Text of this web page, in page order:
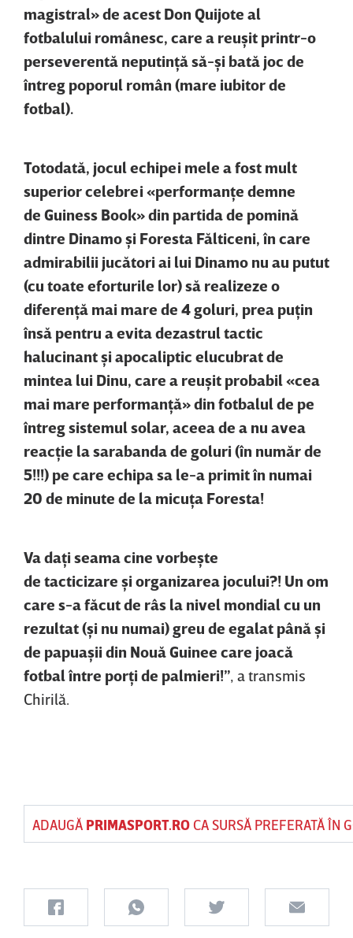
magistral» de acest Don Quijote al
fotbalului românesc, care a reuşit printr-o
perseverentă neputinţă să-şi bată joc de
întreg poporul român (mare iubitor de
fotbal).
Totodată, jocul echipei mele a fost mult
superior celebrei «performanţe demne
de Guiness Book» din partida de pomină
dintre Dinamo şi Foresta Fălticeni, în care
admirabilii jucători ai lui Dinamo nu au putut
(cu toate eforturile lor) să realizeze o
diferenţă mai mare de 4 goluri, prea puţin
însă pentru a evita dezastrul tactic
halucinant şi apocaliptic elucubrat de
mintea lui Dinu, care a reuşit probabil «cea
mai mare performanţă» din fotbalul de pe
întreg sistemul solar, aceea de a nu avea
reacţie la sarabanda de goluri (în număr de
5!!!) pe care echipa sa le-a primit în numai
20 de minute de la micuţa Foresta!
Va daţi seama cine vorbeşte
de tacticizare şi organizarea jocului?! Un om
care s-a făcut de râs la nivel mondial cu un
rezultat (şi nu numai) greu de egalat până şi
de papuaşii din Nouă Guinee care joacă
fotbal între porţi de palmieri!” , a transmis
Chirilă.
ADAUGĂ PRIMASPORT.ROCA SURSĂ PREFERATĂ ÎN